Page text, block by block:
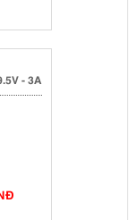
- 3A